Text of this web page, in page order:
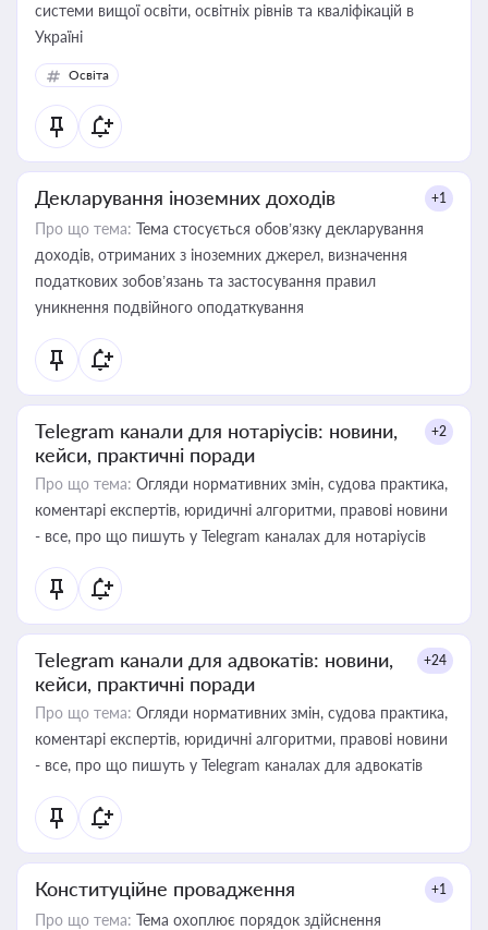
системи вищої освіти, освітніх рівнів та кваліфікацій в
Україні
Освіта
Декларування іноземних доходів +1
Про що тема: Тема стосується обов’язку декларування
доходів, отриманих з іноземних джерел, визначення
податкових зобов’язань та застосування правил
уникнення подвійного оподаткування
Telegram канали для нотаріусів: новини,
кейси, практичні поради
+2
Про що тема: Огляди нормативних змін, судова практика,
коментарі експертів, юридичні алгоритми, правові новини
- все, про що пишуть у Telegram каналах для нотаріусів
Telegram канали для адвокатів: новини,
кейси, практичні поради
+24
Про що тема: Огляди нормативних змін, судова практика,
коментарі експертів, юридичні алгоритми, правові новини
- все, про що пишуть у Telegram каналах для адвокатів
Конституційне провадження +1
Про що тема: Тема охоплює порядок здійснення